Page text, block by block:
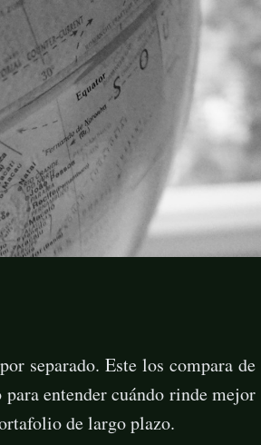
separado. Este los compara de
entender cuándo rinde mejor
de largo plazo.